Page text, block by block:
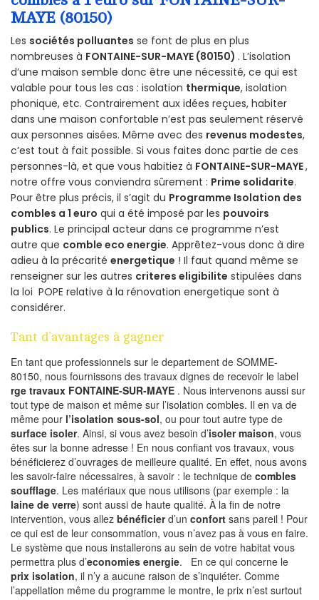
MAYE (80150)
Les sociétés polluantes se font de plus en plus
nombreuses à FONTAINE-SUR-MAYE (80150) . L’isolation
d’une maison semble donc être une nécessité, ce qui est
valable pour tous les cas : isolation thermique, isolation
phonique, etc. Contrairement aux idées reçues, habiter
dans une maison confortable n’est pas seulement réservé
aux personnes aisées. Même avec des revenus modestes,
c’est tout à fait possible. Si vous faites donc partie de ces
personnes-là, et que vous habitiez à FONTAINE-SUR-MAYE,
notre offre vous conviendra sûrement : Prime solidarite.
Pour être plus précis, il s’agit du Programme Isolation des
combles a 1 euro qui a été imposé par les pouvoirs
publics. Le principal acteur dans ce programme n’est
autre que comble eco energie. Apprêtez-vous donc à dire
adieu à la précarité energetique ! Il faut quand même se
renseigner sur les autres criteres eligibilite stipulées dans
la loi POPE relative à la rénovation energetique sont à
considérer.
Tant d’avantages à gagner
En tant que professionnels sur le departement de SOMME-
80150, nous fournissons des travaux dignes de recevoir le label
rge travaux FONTAINE-SUR-MAYE . Nous intervenons aussi sur
tout type de maison et même sur l’isolation combles. Il en va de
même pour l’isolation sous-sol, ou pour tout autre type de
surface isoler. Ainsi, si vous avez besoin d’isoler maison, vous
êtes sur la bonne adresse ! En nous confiant vos travaux, vous
bénéficierez d’ouvrages de meilleure qualité. En effet, nous avons
les savoir-faire nécessaires, à savoir : le technique de combles
soufflage. Les matériaux que nous utilisons (par exemple : la
laine de verre) sont aussi de haute qualité. À la fin de notre
intervention, vous allez bénéficierd’un confort sans pareil ! Pour
ce qui est de leur consommation, vous n’avez pas à vous en faire.
Le système que nous installerons au sein de votre habitat vous
permettra plus d’economies energie. En ce qui concerne le
prix isolation, il n’y a aucune raison de s’inquiéter. Comme
l’appellation même du programme le montre, le prix n’est surtout